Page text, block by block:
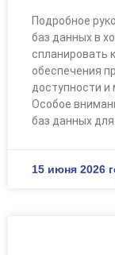
Подробное
баз данных в
спланировать
обеспечения
доступности
Особое
баз данных
15 июня 2026